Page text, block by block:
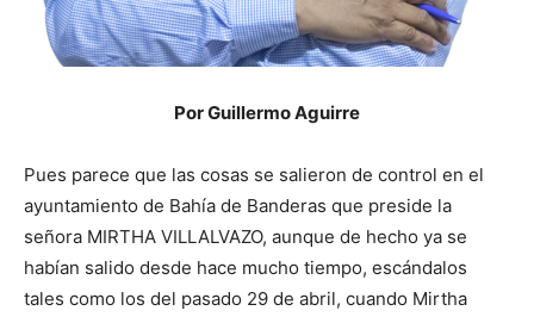
Por Guillermo Aguirre
Pues parece que las cosas se salieron de control en el
ayuntamiento de Bahía de Banderas que preside la
señora MIRTHA VILLALVAZO, aunque de hecho ya se
habían salido desde hace mucho tiempo, escándalos
tales como los del pasado 29 de abril, cuando Mirtha